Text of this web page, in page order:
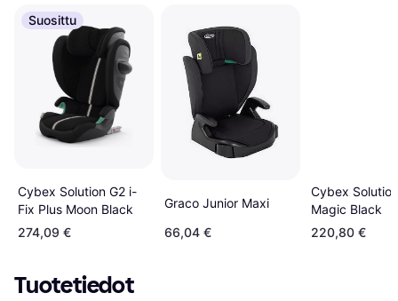
Suosittu
Cybex Solution G2 i-
Fix Plus Moon Black
274,09 €
Graco Junior Maxi
66,04 €
Cybex
Magic Black
220,80 €
Tuotetiedot